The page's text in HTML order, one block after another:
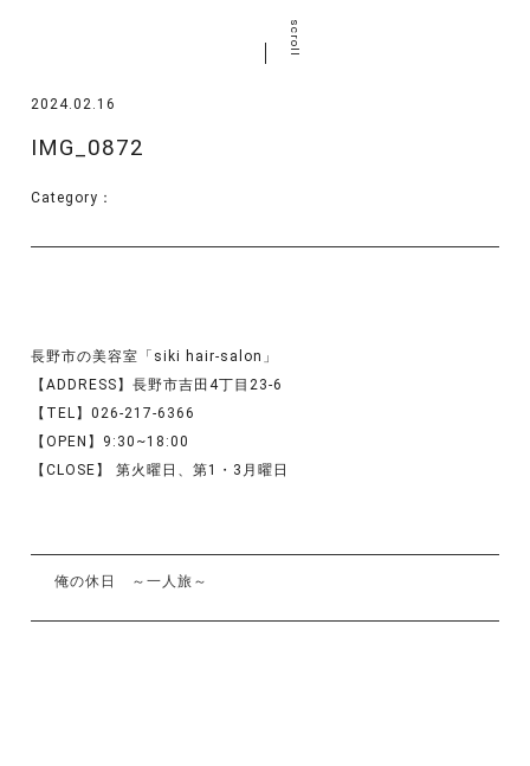
scroll
2024.02.16
IMG_0872
Category：
長野市の美容室「siki hair-salon」
【ADDRESS】長野市吉田4丁目23-6
【TEL】026-217-6366
【OPEN】9:30~18:00
【CLOSE】 第火曜日、第1・3月曜日
俺の休日 ～一人旅～